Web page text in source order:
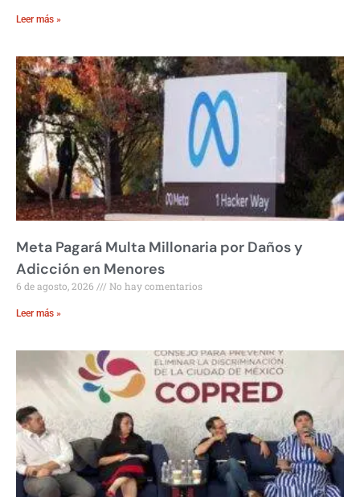
Leer más »
Meta Pagará Multa Millonaria por Daños y
Adicción en Menores
6 de agosto, 2026 No hay comentarios
Leer más »